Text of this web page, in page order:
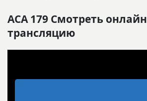
ACA 179 Смотреть онлайн
трансляцию